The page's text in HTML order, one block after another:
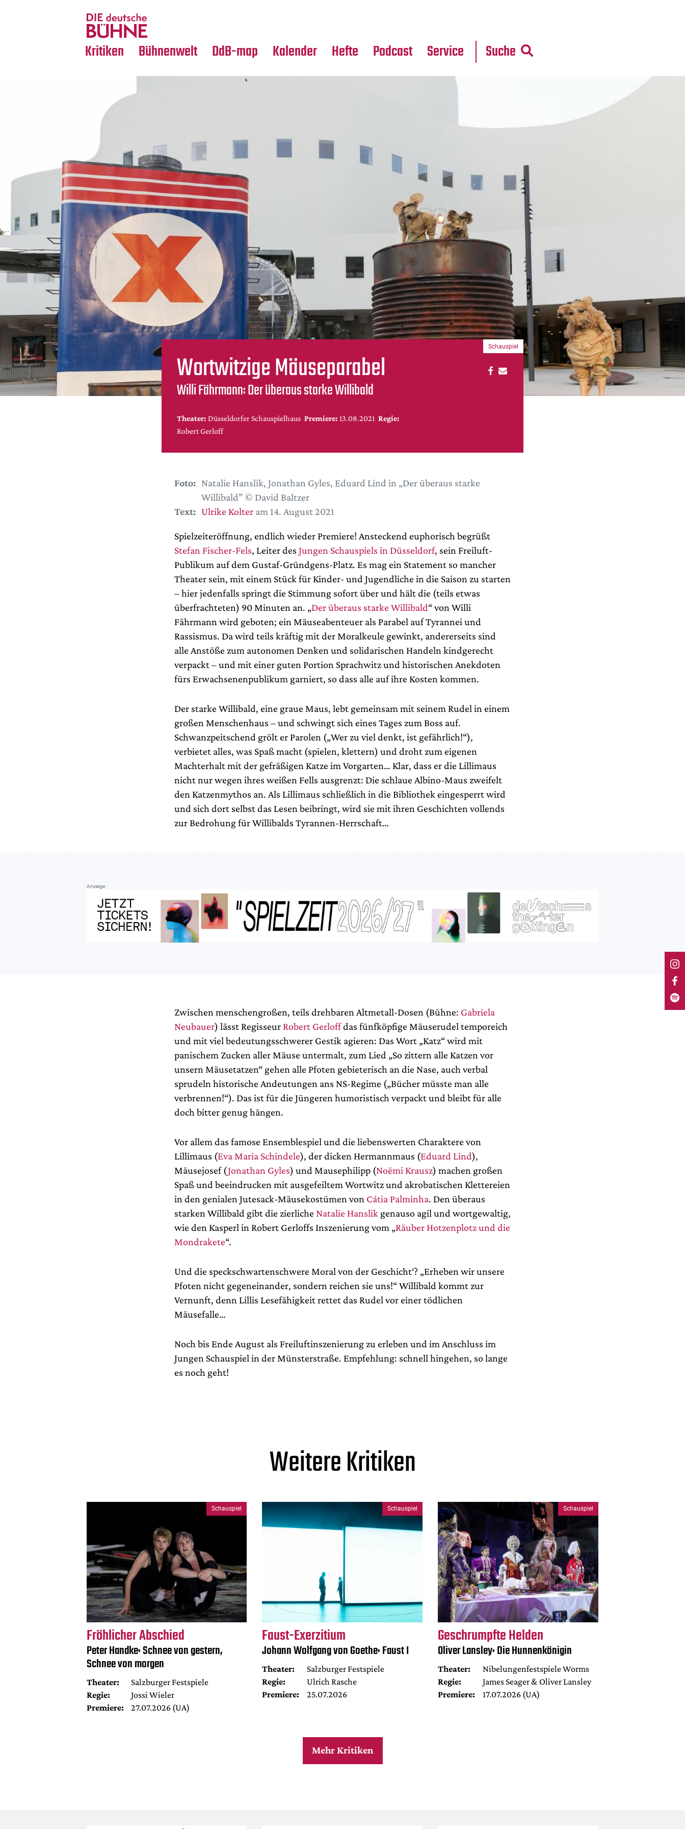
Kritiken
Crossover
Bühnenwelt
Medientipps
DdB-map Kalender Hefte Podcast Service Suche
Wortwitzige Mäuseparabel
Willi Fährmann: Der überaus starke Willibald
Theater: Düsseldorfer Schauspielhaus Premiere: 13.08.2021 Regie:
Robert Gerloff
Schauspiel
Foto: Natalie Hanslik, Jonathan Gyles, Eduard Lind in „Der überaus starke
Willibald” © David Baltzer
Text: Ulrike Kolteram 14. August 2021
Spielzeiteröffnung, endlich wieder Premiere! Ansteckend euphorisch begrüßt
Stefan Fischer-Fels, Leiter des Jungen Schauspiels in Düsseldorf, sein Freiluft-
Publikum auf dem Gustaf-Gründgens-Platz. Es mag ein Statement so mancher
Theater sein, mit einem Stück für Kinder- und Jugendliche in die Saison zu starten
– hier jedenfalls springt die Stimmung sofort über und hält die (teils etwas
überfrachteten) 90 Minuten an. „Der überaus starke Willibald“ von Willi
Fährmann wird geboten; ein Mäuseabenteuer als Parabel auf Tyrannei und
Rassismus. Da wird teils kräftig mit der Moralkeule gewinkt, andererseits sind
alle Anstöße zum autonomen Denken und solidarischen Handeln kindgerecht
verpackt – und mit einer guten Portion Sprachwitz und historischen Anekdoten
fürs Erwachsenenpublikum garniert, so dass alle auf ihre Kosten kommen.
Der starke Willibald, eine graue Maus, lebt gemeinsam mit seinem Rudel in einem
großen Menschenhaus – und schwingt sich eines Tages zum Boss auf.
Schwanzpeitschend grölt er Parolen („Wer zu viel denkt, ist gefährlich!“),
verbietet alles, was Spaß macht (spielen, klettern) und droht zum eigenen
Machterhalt mit der gefräßigen Katze im Vorgarten… Klar, dass er die Lillimaus
nicht nur wegen ihres weißen Fells ausgrenzt: Die schlaue Albino-Maus zweifelt
den Katzenmythos an. Als Lillimaus schließlich in die Bibliothek eingesperrt wird
und sich dort selbst das Lesen beibringt, wird sie mit ihren Geschichten vollends
zur Bedrohung für Willibalds Tyrannen-Herrschaft…
Anzeige
Zwischen menschengroßen, teils drehbaren Altmetall-Dosen (Bühne: Gabriela
Neubauer) lässt Regisseur Robert Gerloffdas fünfköpfige Mäuserudel temporeich
und mit viel bedeutungsschwerer Gestik agieren: Das Wort „Katz“ wird mit
panischem Zucken aller Mäuse untermalt, zum Lied „So zittern alle Katzen vor
unsern Mäusetatzen“ gehen alle Pfoten gebieterisch an die Nase, auch verbal
sprudeln historische Andeutungen ans NS-Regime („Bücher müsste man alle
verbrennen!“). Das ist für die Jüngeren humoristisch verpackt und bleibt für alle
doch bitter genug hängen.
Vor allem das famose Ensemblespiel und die liebenswerten Charaktere von
Lillimaus (Eva Maria Schindele), der dicken Hermannmaus (Eduard Lind),
Mäusejosef (Jonathan Gyles) und Mausephilipp (Noëmi Krausz) machen großen
Spaß und beeindrucken mit ausgefeiltem Wortwitz und akrobatischen Klettereien
in den genialen Jutesack-Mäusekostümen von Cátia Palminha. Den überaus
starken Willibald gibt die zierliche Natalie Hanslik genauso agil und wortgewaltig,
wie den Kasperl in Robert Gerloffs Inszenierung vom „Räuber Hotzenplotz und die
Mondrakete“.
Und die speckschwartenschwere Moral von der Geschicht‘? „Erheben wir unsere
Pfoten nicht gegeneinander, sondern reichen sie uns!“ Willibald kommt zur
Vernunft, denn Lillis Lesefähigkeit rettet das Rudel vor einer tödlichen
Mäusefalle…
Noch bis Ende August als Freiluftinszenierung zu erleben und im Anschluss im
Jungen Schauspiel in der Münsterstraße. Empfehlung: schnell hingehen, so lange
es noch geht!
Weitere Kritiken
Schauspiel
Fröhlicher Abschied
Peter Handke: Schnee von gestern,
Schnee von morgen
Theater:
Salzburger Festspiele
Regie:
Jossi Wieler
Premiere:
27.07.2026 (UA)
Schauspiel
Faust-Exerzitium
Johann Wolfgang von Goethe: Faust I
Theater:
Salzburger Festspiele
Regie:
Ulrich Rasche
Premiere:
25.07.2026
Schauspiel
Geschrumpfte Helden
Oliver Lansley: Die Hunnenkönigin
Theater:
Nibelungenfestspiele Worms
Regie:
James Seager & Oliver Lansley
Premiere:
17.07.2026 (UA)
Mehr Kritiken